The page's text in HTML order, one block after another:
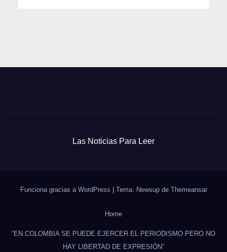
Las Noticias Para Leer
Funciona gracias a WordPress Tema: Newsup de Themeansar
Home
“EN COLOMBIA SE PUEDE EJERCER EL PERIODISMO PERO NO
HAY LIBERTAD DE EXPRESIÓN”